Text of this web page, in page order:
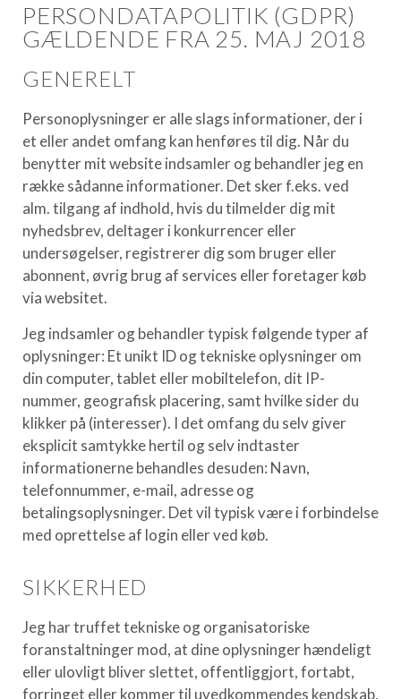
PERSONDATAPOLITIK (GDPR)
GÆLDENDE FRA 25. MAJ 2018
GENERELT
Personoplysninger er alle slags informationer, der i
et eller andet omfang kan henføres til dig. Når du
benytter mit website indsamler og behandler jeg en
række sådanne informationer. Det sker f.eks. ved
alm. tilgang af indhold, hvis du tilmelder dig mit
nyhedsbrev, deltager i konkurrencer eller
undersøgelser, registrerer dig som bruger eller
abonnent, øvrig brug af services eller foretager køb
via websitet.
Jeg indsamler og behandler typisk følgende typer af
oplysninger: Et unikt ID og tekniske oplysninger om
din computer, tablet eller mobiltelefon, dit IP-
nummer, geografisk placering, samt hvilke sider du
klikker på (interesser). I det omfang du selv giver
eksplicit samtykke hertil og selv indtaster
informationerne behandles desuden: Navn,
telefonnummer, e-mail, adresse og
betalingsoplysninger. Det vil typisk være i forbindelse
med oprettelse af login eller ved køb.
SIKKERHED
Jeg har truffet tekniske og organisatoriske
foranstaltninger mod, at dine oplysninger hændeligt
eller ulovligt bliver slettet, offentliggjort, fortabt,
forringet eller kommer til uvedkommendes kendskab,